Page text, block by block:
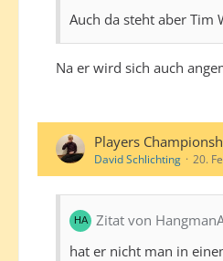
Auch da steht aber Tim
Na er wird sich auch
Players
David Schlichting 20.
Zitat von
hat er nicht man in